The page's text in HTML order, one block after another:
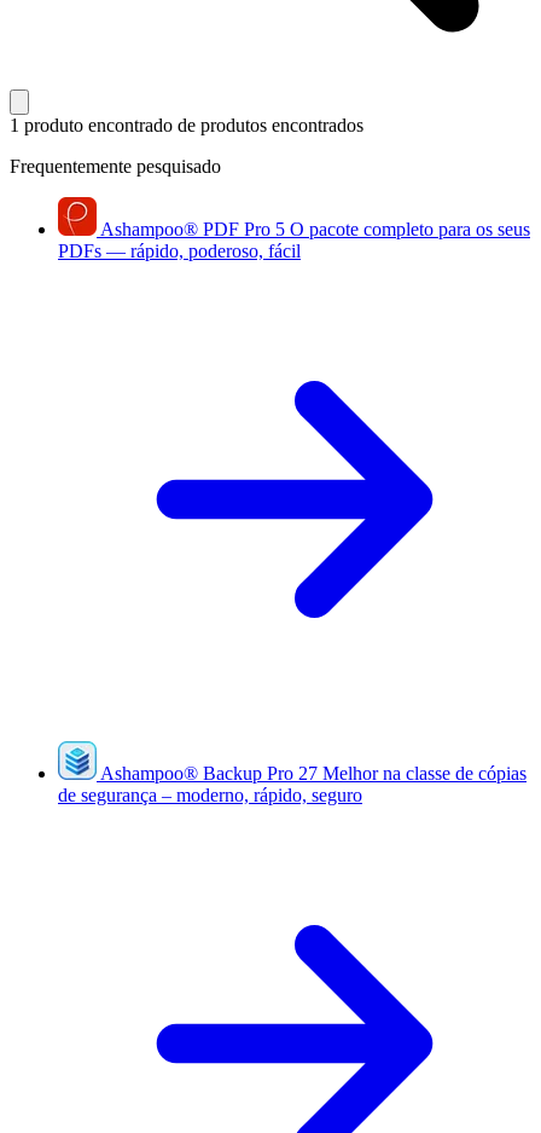
1 produto encontrado de produtos encontrados
Frequentemente pesquisado
Ashampoo® PDF Pro 5 O pacote completo para os seus
PDFs — rápido, poderoso, fácil
Ashampoo® Backup Pro 27 Melhor na classe de cópias
de segurança – moderno, rápido, seguro